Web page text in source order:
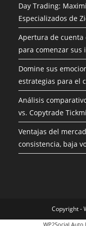
Day Trading:
Especializados de
Apertura de cuenta
para comenzar sus
Domine sus
estrategias para el
Análisis
vs. Copytrade
Ventajas del
consistencia, baja
Copyright -
WP2Social Auto